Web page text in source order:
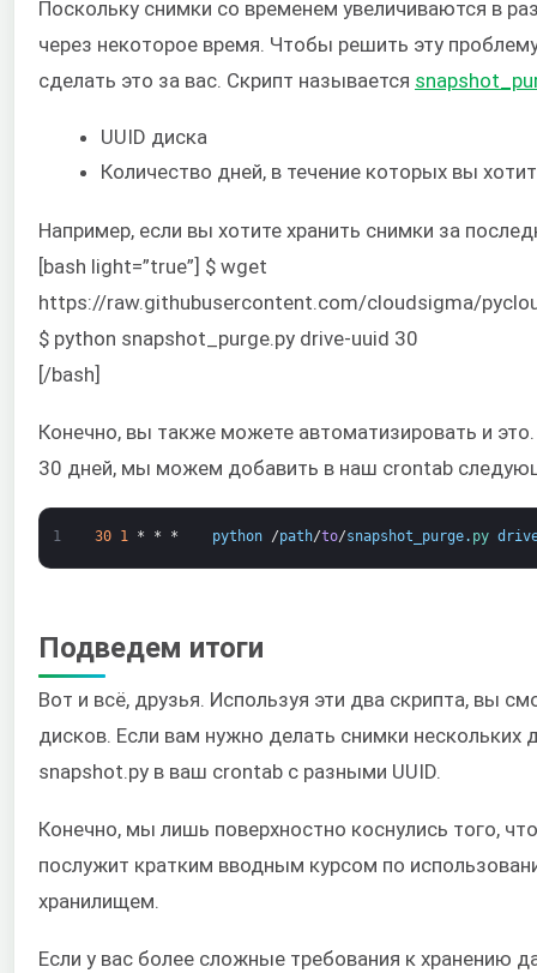
Поскольку снимки со временем увеличиваются в
через некоторое время. Чтобы решить эту
сделать это за вас. Скрипт называется
UUID диска
Количество дней, в течение которых вы
Например, если вы хотите хранить снимки за
[bash light=”true”] $ wget
https://raw.githubusercontent.com/cloudsigma/
$ python snapshot_purge.py drive-uuid 30
[/bash]
Конечно, вы также можете автоматизировать и
30 дней, мы можем добавить в наш crontab
1 30 1 * * * python /path/to/snapshot_purge. py
Подведем итоги
Вот и всё, друзья. Используя эти два скрипта, вы
дисков. Если вам нужно делать снимки нескольких
snapshot.py в ваш crontab с разными UUID.
Конечно, мы лишь поверхностно коснулись того,
послужит кратким вводным курсом по
хранилищем.
Если у вас более сложные требования к хранению